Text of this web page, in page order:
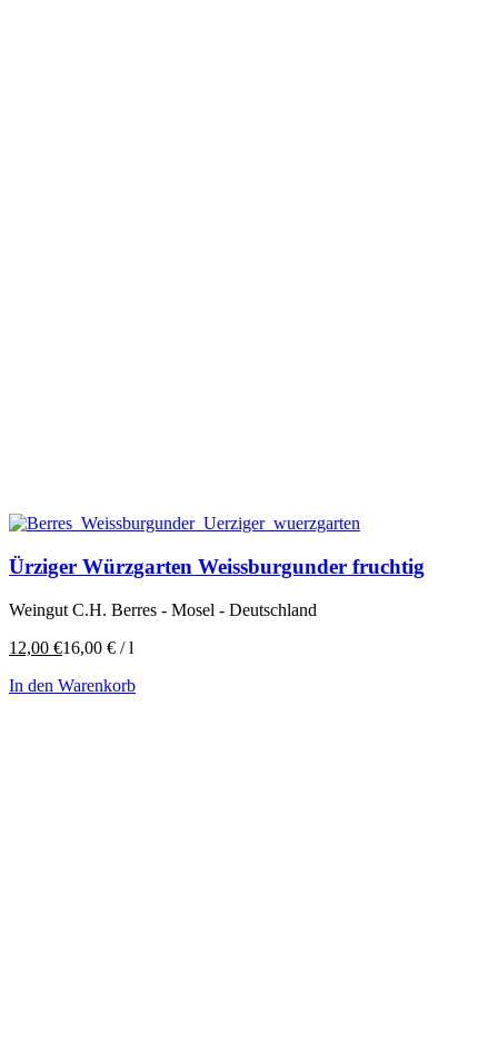
Ürziger Würzgarten Weissburgunder fruchtig
Weingut C.H. Berres - Mosel - Deutschland
12,00 €16,00 € /l
In den Warenkorb